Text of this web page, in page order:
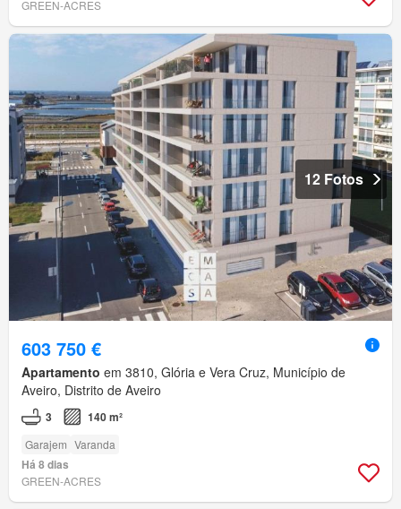
GREEN-ACRES
12 Fotos
603 750 €
Apartamento em 3810, Glória e Vera Cruz, Município de
Aveiro, Distrito de Aveiro
3 140 m²
Garajem Varanda
Há 8 dias
GREEN-ACRES